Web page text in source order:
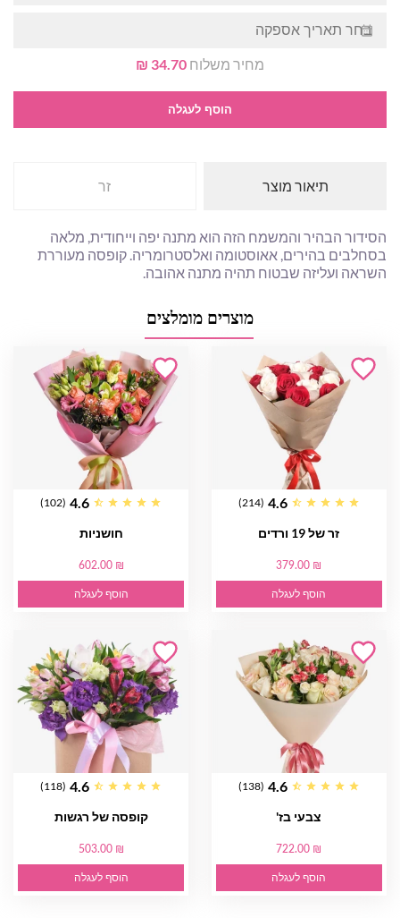
מחיר משלוח 34.70 ₪
הוסף לעגלה
תיאור מוצר זר
הסידור הבהיר והמשמח הזה הוא מתנה יפה וייחודית, מלאה
בסחלבים בהירים, אאוסטומה ואלסטרומריה. קופסה מעוררת
השראה ועליזה שבטוח תהיה מתנה אהובה.
מוצרים מומלצים
4.6
(214)
זר של 19 ורדים
379.00 ₪
הוסף לעגלה
4.6
(102)
חושניות
602.00 ₪
הוסף לעגלה
4.6
(138)
צבעי בז'
722.00 ₪
הוסף לעגלה
4.6
(118)
קופסה של רגשות
503.00 ₪
הוסף לעגלה